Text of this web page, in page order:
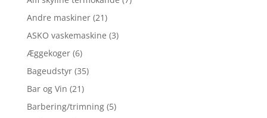
Andre maskiner (21)
ASKO vaskemaskine (3)
Æggekoger (6)
Bageudstyr (35)
Bar og Vin (21)
Barbering/trimning (5)